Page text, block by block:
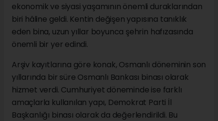
ekonomik ve siyasi yaşamının önemli duraklarından
biri hâline geldi. Kentin değişen yapısına tanıklık
eden bina, uzun yıllar boyunca şehrin hafızasında
önemli bir yer edindi.
Arşiv kayıtlarına göre konak, Osmanlı döneminin son
yıllarında bir süre Osmanlı Bankası binası olarak
hizmet verdi. Cumhuriyet döneminde ise farklı
amaçlarla kullanılan yapı, Demokrat Parti İl
Başkanlığı binası olarak da değerlendirildi. Bu